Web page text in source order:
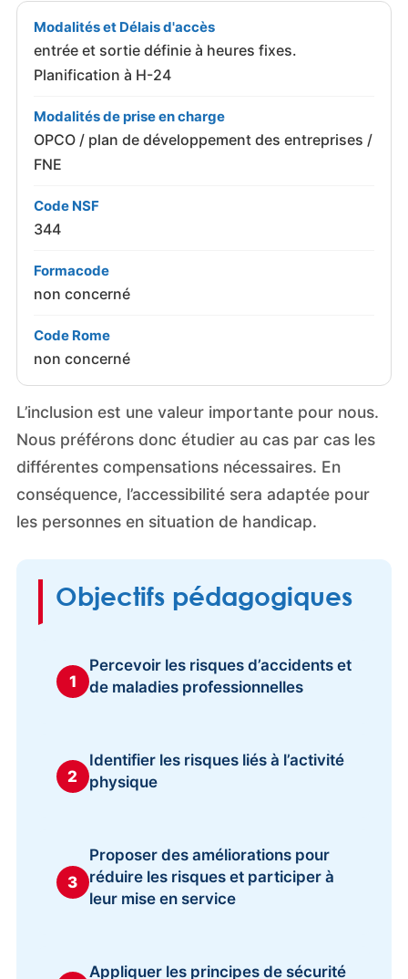
Modalités et Délais d'accès
entrée et sortie définie à heures fixes.
Planification à H-24
Modalités de prise en charge
OPCO / plan de développement des entreprises /
FNE
Code NSF
344
Formacode
non concerné
Code Rome
non concerné
L’inclusion est une valeur importante pour nous.
Nous préférons donc étudier au cas par cas les
différentes compensations nécessaires. En
conséquence, l’accessibilité sera adaptée pour
les personnes en situation de handicap.
Objectifs pédagogiques
1
Percevoir les risques d’accidents et
de maladies professionnelles
2
Identifier les risques liés à l’activité
physique
3
Proposer des améliorations pour
réduire les risques et participer à
leur mise en service
Appliquer les principes de sécurité